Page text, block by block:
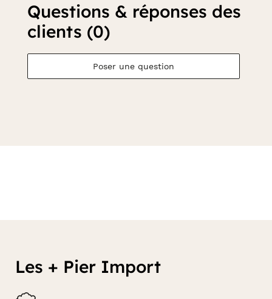
Questions & réponses des
clients (0)
Poser une question
Les + Pier Import